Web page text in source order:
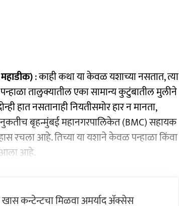
: काही कथा या केवळ यशाच्या नसतात, त्या
तालुक्यातील एका सामान्य कुटुंबातील मुलीने
हात नसतानाही नियतीसमोर हार न मानता,
बृहन्मुंबई महानगरपालिकेत (BMC) सहायक
रचला आहे. तिच्या या यशाने केवळ पन्हाळा किंवा
आला आहे.
कन्टेन्टचा मिळवा अमर्याद ॲक्सेस